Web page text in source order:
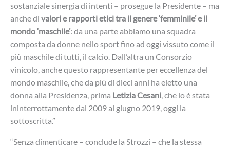
sostanziale sinergia di intenti – prosegue la Presidente – ma
anche di valori e rapporti etici tra il genere ‘femminile’ e il
mondo ‘maschile’: da una parte abbiamo una squadra
composta da donne nello sport fino ad oggi vissuto come il
più maschile di tutti, il calcio. Dall’altra un Consorzio
vinicolo, anche questo rappresentante per eccellenza del
mondo maschile, che da più di dieci anni ha eletto una
donna alla Presidenza, prima Letizia Cesani, che lo è stata
ininterrottamente dal 2009 al giugno 2019, oggi la
sottoscritta.”
“Senza dimenticare – conclude la Strozzi – che la stessa